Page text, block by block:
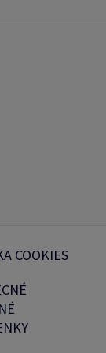
COOKIES